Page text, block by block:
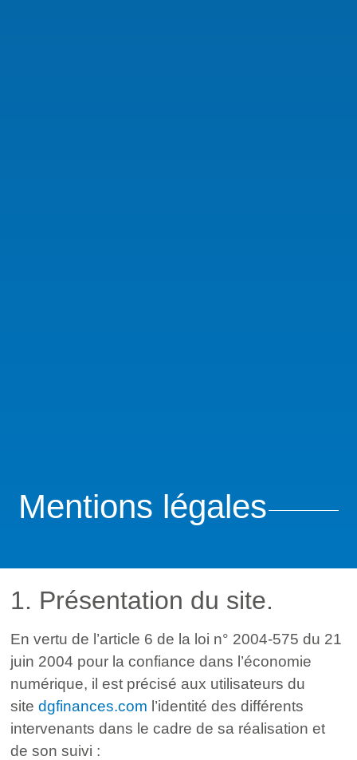
Mentions légales
1. Présentation du site.
En vertu de l’article 6 de la loi n° 2004-575 du 21
juin 2004 pour la confiance dans l’économie
numérique, il est précisé aux utilisateurs du
sitedgfinances.com l’identité des différents
intervenants dans le cadre de sa réalisation et
de son suivi :